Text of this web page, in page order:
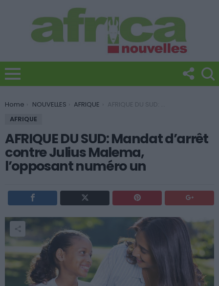
You are here:
Home NOUVELLES AFRIQUE
AFRIQUE DU SUD: Mandat d’arrêt contre Julius Malema, l’opposant numéro un
AFRIQUE
AFRIQUE DU SUD: Mandat d’arrêt
contre Julius Malema,
l’opposant numéro un